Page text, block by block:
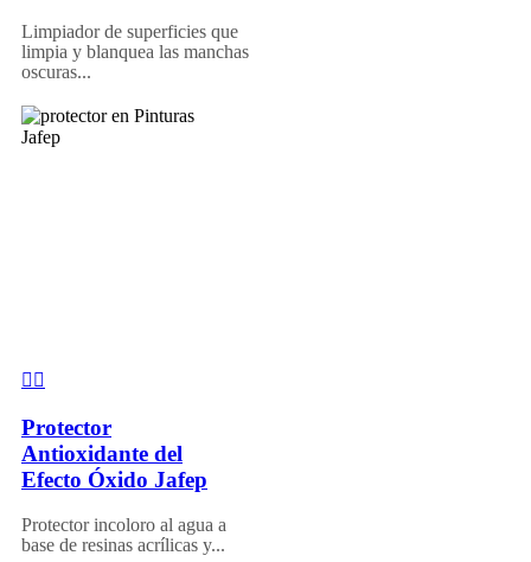
Limpiador de superficies que
limpia y blanquea las manchas
oscuras...
Protector
Antioxidante del
Efecto Óxido Jafep
Protector incoloro al agua a
base de resinas acrílicas y...